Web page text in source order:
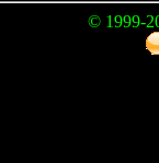
© 1999-